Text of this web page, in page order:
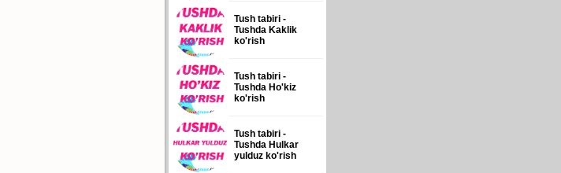
Tush tabiri -
Tushda Kaklik
ko'rish
Tush tabiri -
Tushda Ho'kiz
ko'rish
Tush tabiri -
Tushda Hulkar
yulduz ko'rish